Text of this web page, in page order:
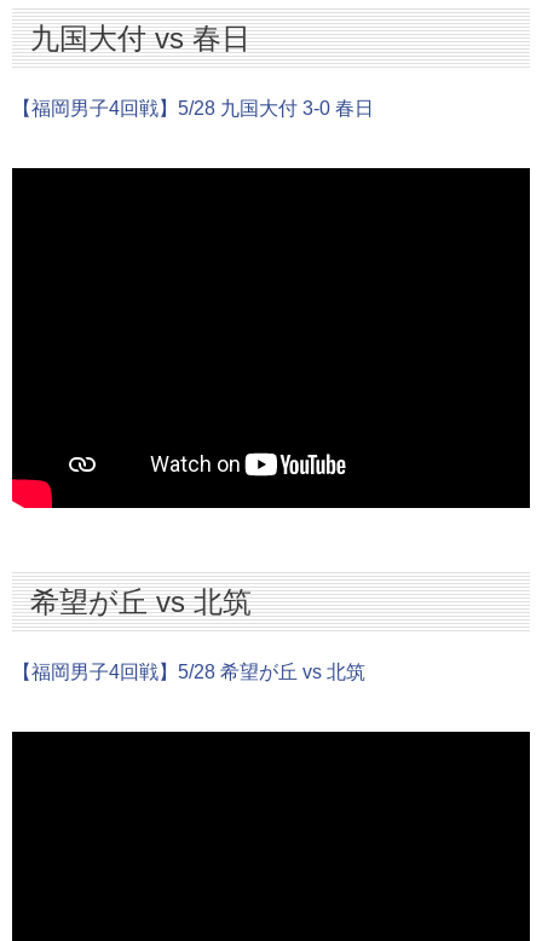
九国大付 vs 春日
【福岡男子4回戦】5/28 九国大付 3-0 春日
希望が丘 vs 北筑
【福岡男子4回戦】5/28 希望が丘 vs 北筑